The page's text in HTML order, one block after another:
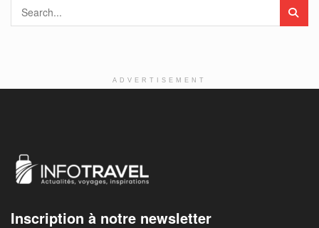
ADVERTISEMENT
Inscription à notre newsletter